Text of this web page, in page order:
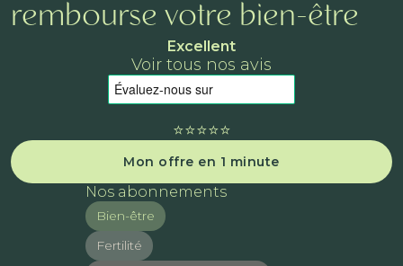
rembourse votre bien-être
Excellent
Voir tous nos avis
⭐️⭐️⭐️⭐️⭐️
Mon offre en 1 minute
Nos abonnements
Bien-être
Fertilité